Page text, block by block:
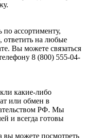
по ассортименту,
ответить на любые
Вы можете связаться
8 (800) 555-04-
какие-либо
или обмен в
РФ. Мы
и всегда готовы
вы можете посмотреть